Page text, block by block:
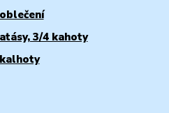
3/4 kahoty